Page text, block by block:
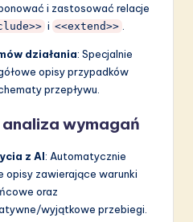
i zastosować relacje
i <<extend>>
działania: Specjalnie
opisy przypadków
przepływu.
wymagań
z AI: Automatycznie
opisy zawierające warunki
oraz
wyjątkowe przebiegi.